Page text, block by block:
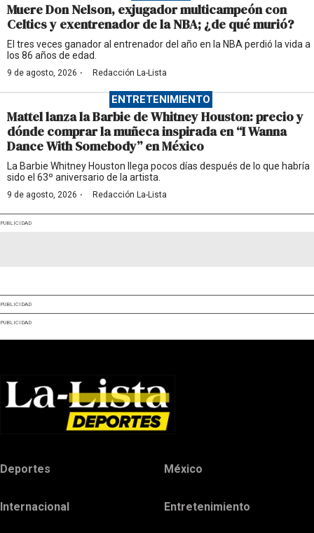
Muere Don Nelson, exjugador multicampeón con
Celtics y exentrenador de la NBA; ¿de qué murió?
El tres veces ganador al entrenador del año en la NBA perdió la vida a
los 86 años de edad.
9 de agosto, 2026 · Redacción La-Lista
ENTRETENIMIENTO
Mattel lanza la Barbie de Whitney Houston: precio y
dónde comprar la muñeca inspirada en “I Wanna
Dance With Somebody” en México
La Barbie Whitney Houston llega pocos días después de lo que habría
sido el 63º aniversario de la artista.
9 de agosto, 2026 · Redacción La-Lista
PUBLICIDAD
PUBLICIDAD
PUBLICIDAD
Deportes México
Internacional Entretenimiento